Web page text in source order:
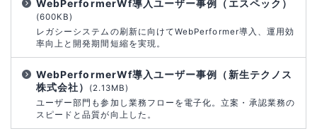
WebPerformerWf導入ユーザー事例（エスペック）
(600KB)
レガシーシステムの刷新に向けてWebPerformer導入、運用効
率向上と開発期間短縮を実現。
WebPerformerWf導入ユーザー事例（新生テクノス
株式会社）
(2.13MB)
ユーザー部門も参加し業務フローを電子化。立案・承認業務の
スピードと品質が向上した。